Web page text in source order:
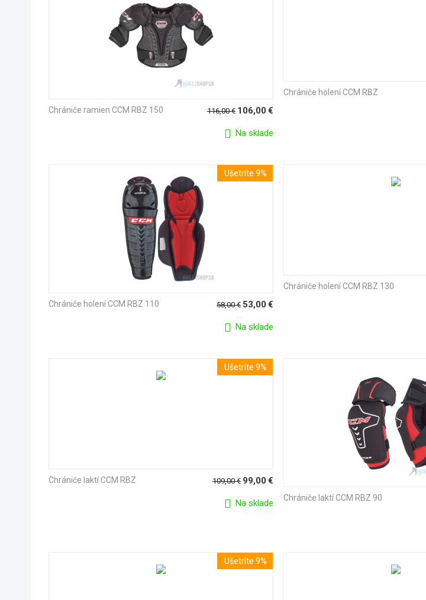
Chrániče ramien CCM RBZ 150 116,00 € 106,00 €
Na sklade
Chrániče holení CCM RBZ
Ušetríte 9%
Chrániče holení CCM RBZ 110 58,00 € 53,00 €
Na sklade
Chrániče holení CCM RBZ 130
Ušetríte 9%
Chrániče laktí CCM RBZ 109,00 € 99,00 €
Na sklade Chrániče laktí CCM RBZ 90
Ušetríte 9%